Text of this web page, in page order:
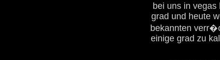
bei uns in
grad und heute
bekannten
einige grad zu